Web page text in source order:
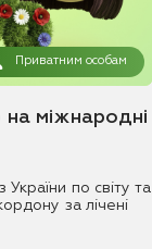
Приватним особам
міжнародні
по світу та
за лічені